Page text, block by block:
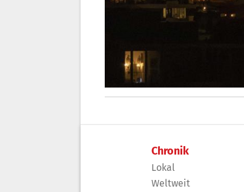
Chronik
Lokal
Weltweit